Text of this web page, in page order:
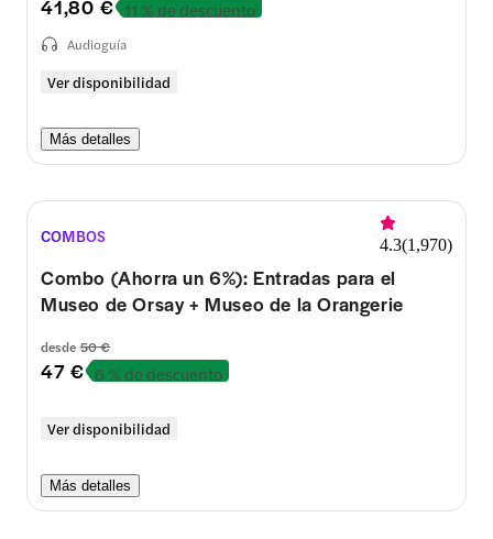
41,80 € 11 % de descuento
Ver disponibilidad
Audioguía
Más detalles
COMBOS 4.3(1,970)
Combo (Ahorra un 6%): Entradas para el
Museo de Orsay + Museo de la Orangerie
desde 50 €
47 € 6 % de descuento
Ver disponibilidad
Más detalles